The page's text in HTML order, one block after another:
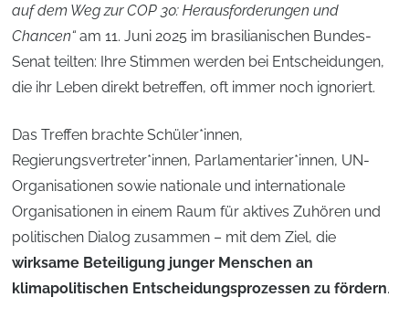
auf dem Weg zur COP 30: Herausforderungen und
Chancen“ am 11. Juni 2025 im brasilianischen Bundes-
Senat teilten: Ihre Stimmen werden bei Entscheidungen,
die ihr Leben direkt betreffen, oft immer noch ignoriert.
Das Treffen brachte Schüler*innen,
Regierungsvertreter*innen, Parlamentarier*innen, UN-
Organisationen sowie nationale und internationale
Organisationen in einem Raum für aktives Zuhören und
politischen Dialog zusammen – mit dem Ziel, die
wirksame Beteiligung junger Menschen an
klimapolitischen Entscheidungsprozessen zu fördern.